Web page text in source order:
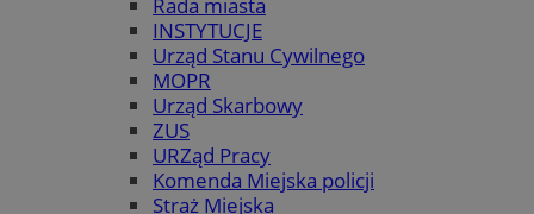
INSTYTUCJE
Urząd Stanu Cywilnego
MOPR
Urząd Skarbowy
ZUS
URZąd Pracy
Komenda Miejska policji
Straż Miejska